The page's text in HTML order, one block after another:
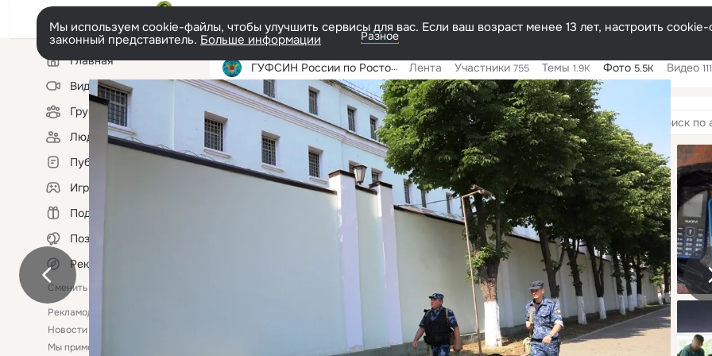
Разное
Мы используем cookie-файлы, чтобы улучшить сервисы для вас. Если ваш возраст менее 13 лет, настроить
законный представитель. Больше информации
Левая
колонкаГлавная
Видео
Группы
Люди
Публикации
Игры
Подарки
Поздравления
Рекомендации
Сменить язык
Рекламодателям
Новости
Мы применяем
ГУФСИН России по Ростовской области Лента Участники 755 Темы 1.9K Фото 5.5K Видео 111
Фотопоток Фотоальбомы 1
альбомам